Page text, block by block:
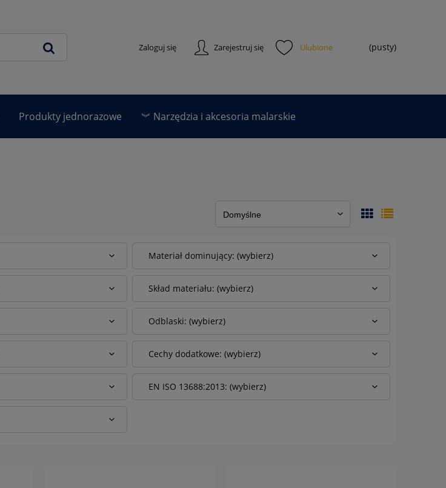
Zarejestruj się
Zaloguj się (pusty)
Produkty jednorazowe ︾ Narzędzia i akcesoria malarskie
Materiał dominujący: (wybierz)
Skład materiału: (wybierz)
Odblaski: (wybierz)
Cechy dodatkowe: (wybierz)
EN ISO 13688:2013: (wybierz)